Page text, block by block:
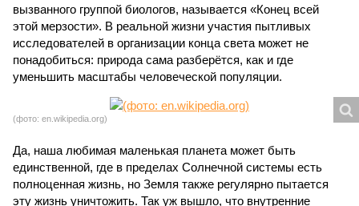
вызванного группой биологов, называется «Конец всей
этой мерзости». В реальной жизни участия пытливых
исследователей в организации конца света может не
понадобиться: природа сама разберётся, как и где
уменьшить масштабы человеческой популяции.
(фото: en.wikipedia.org)
Да, наша любимая маленькая планета может быть
единственной, где в пределах Солнечной системы есть
полноценная жизнь, но Земля также регулярно пытается
эту жизнь уничтожить. Так уж вышло, что внутренние